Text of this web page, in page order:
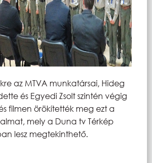
az MTVA munkatársai, Hideg
és Egyedi Zsolt szintén végig
filmen örökítették meg ezt a
mely a Duna tv Térkép
lesz megtekinthető.